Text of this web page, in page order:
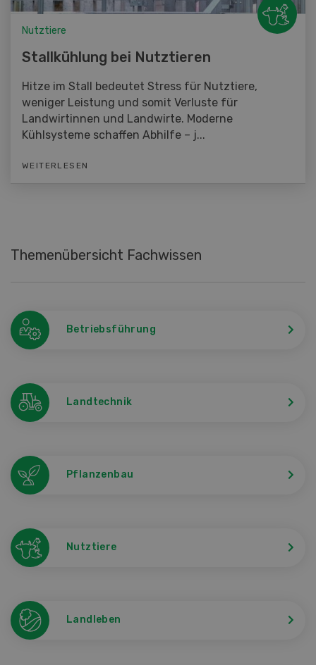
Nutztiere
Stallkühlung bei Nutztieren
Hitze im Stall bedeutet Stress für Nutztiere,
weniger Leistung und somit Verluste für
Landwirtinnen und Landwirte. Moderne
Kühlsysteme schaffen Abhilfe – j...
WEITERLESEN
Themenübersicht Fachwissen
Betriebsführung
Landtechnik
Pflanzenbau
Nutztiere
Landleben